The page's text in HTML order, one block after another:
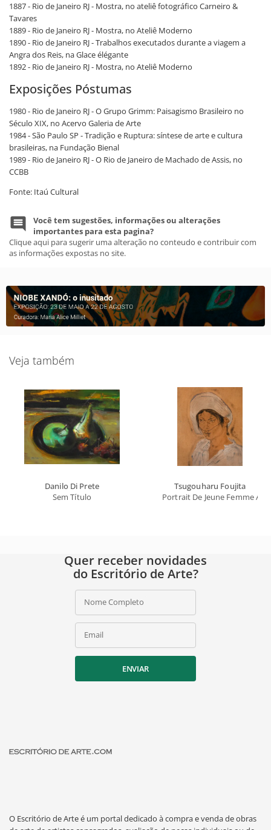
1887 - Rio de Janeiro RJ - Mostra, no ateliê fotográfico Carneiro &
Tavares
1889 - Rio de Janeiro RJ - Mostra, no Ateliê Moderno
1890 - Rio de Janeiro RJ - Trabalhos executados durante a viagem a
Angra dos Reis, na Glace élégante
1892 - Rio de Janeiro RJ - Mostra, no Ateliê Moderno
Exposições Póstumas
1980 - Rio de Janeiro RJ - O Grupo Grimm: Paisagismo Brasileiro no
Século XIX, no Acervo Galeria de Arte
1984 - São Paulo SP - Tradição e Ruptura: síntese de arte e cultura
brasileiras, na Fundação Bienal
1989 - Rio de Janeiro RJ - O Rio de Janeiro de Machado de Assis, no
CCBB
Fonte: Itaú Cultural
Você tem sugestões, informações ou alterações
importantes para esta pagina?
Clique aqui para sugerir uma alteração no conteudo e contribuir com
as informações expostas no site.
Veja também
Danilo Di Prete
Sem Título
Tsugouharu Foujita
Portrait De Jeune Femme Au
Quer receber novidades
do Escritório de Arte?
Nome Completo
Email
ENVIAR
O Escritório de Arte é um portal dedicado à compra e venda de obras